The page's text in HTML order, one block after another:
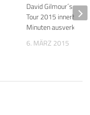
David Gilmour´s
Tour 2015 innerhalb
Minuten ausverkauft
6. MÄRZ 2015